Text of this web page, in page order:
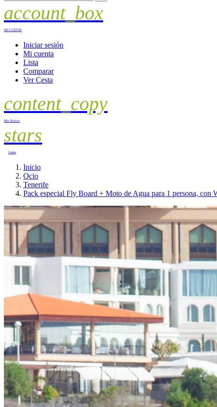
account_box
MI CUENTA
Iniciar sesión
Mi cuenta
Lista
Comparar
Ver Cesta
content_copy
Mis Bonos
stars
Game
Inicio
Ocio
Tenerife
Pack especial Fly Board + Moto de Agua para 1 persona, con